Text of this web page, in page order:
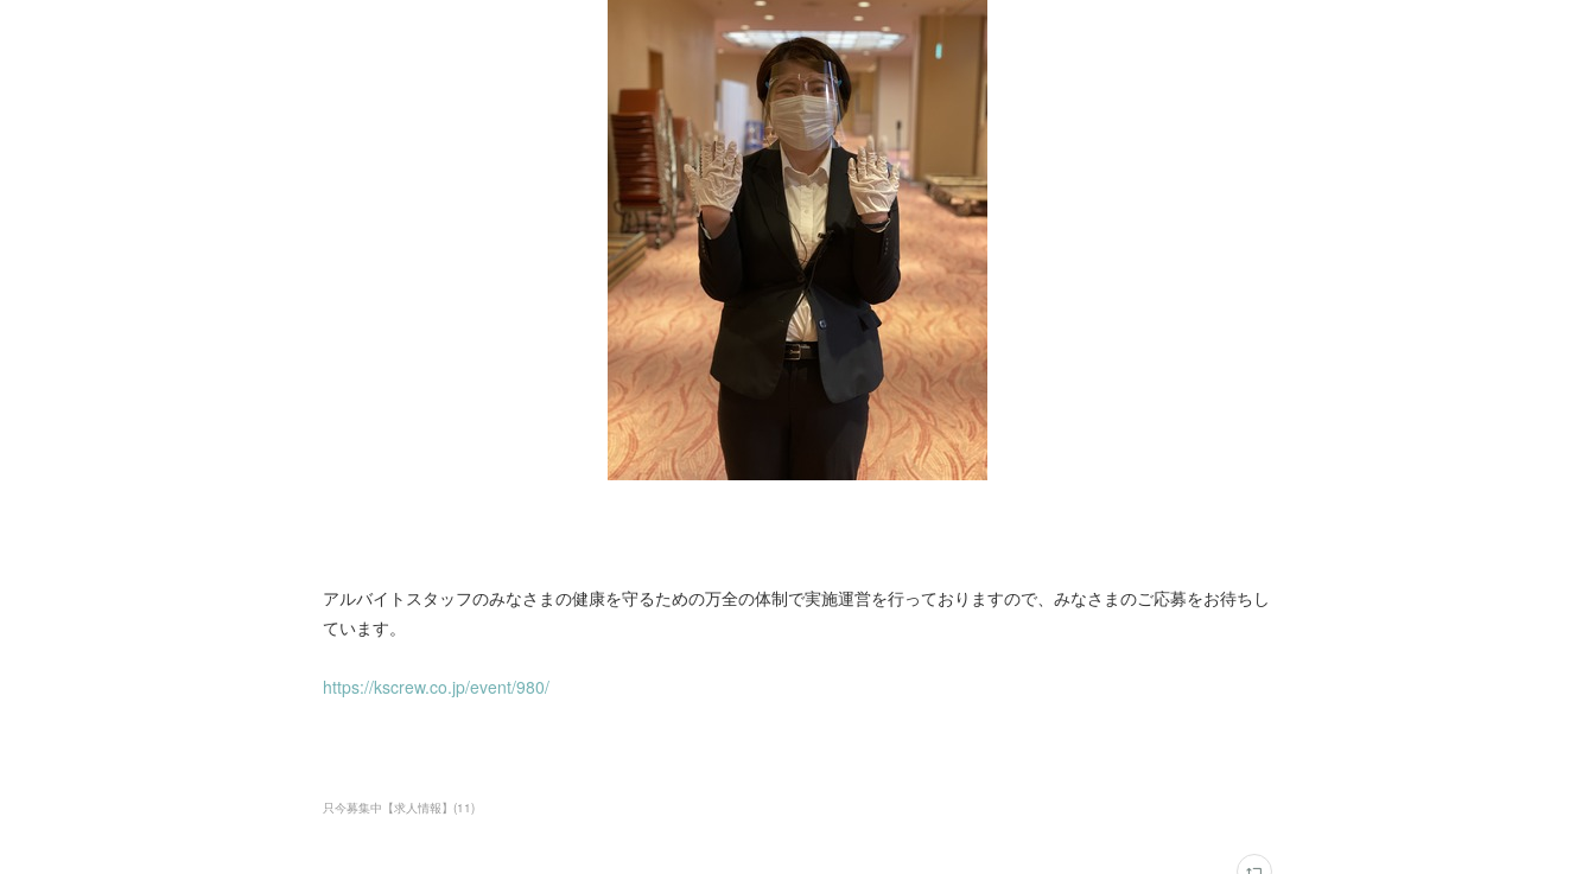
アルバイトスタッフのみなさまの健康を守るための万全の体制で実施運営を行っておりますので、みなさまのご応募をお待ちし
ています。
https://kscrew.co.jp/event/980/
只今募集中【求人情報】 (11)